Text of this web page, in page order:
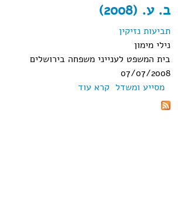
ב. ע. (2008)
תביעות נזיקין
נילי מימון
בית המשפט לענייני משפחה בירושלים
07/07/2008
מסייע ומשדל קרא עוד